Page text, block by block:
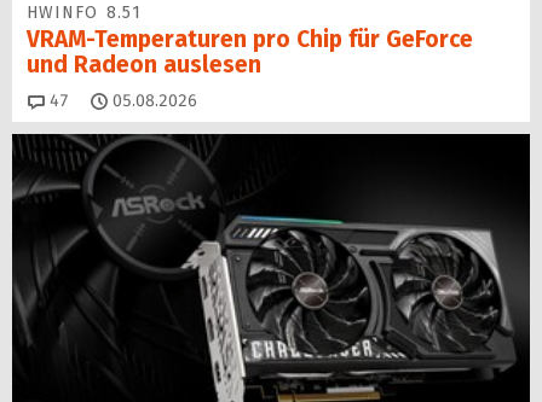
HWINFO 8.51
VRAM-Temperaturen pro Chip für GeForce
und Radeon auslesen
47 Kommentare
05.08.2026